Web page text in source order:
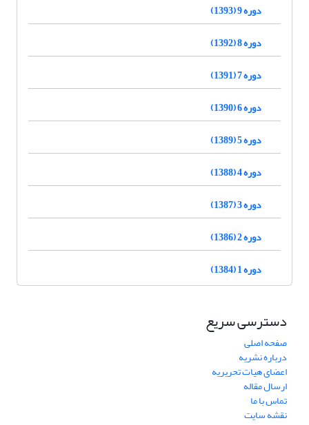
دوره 9 (1393)
دوره 8 (1392)
دوره 7 (1391)
دوره 6 (1390)
دوره 5 (1389)
دوره 4 (1388)
دوره 3 (1387)
دوره 2 (1386)
دوره 1 (1384)
دسترسی سریع
صفحه اصلی
درباره نشریه
اعضای هیات تحریریه
ارسال مقاله
تماس با ما
نقشه سایت